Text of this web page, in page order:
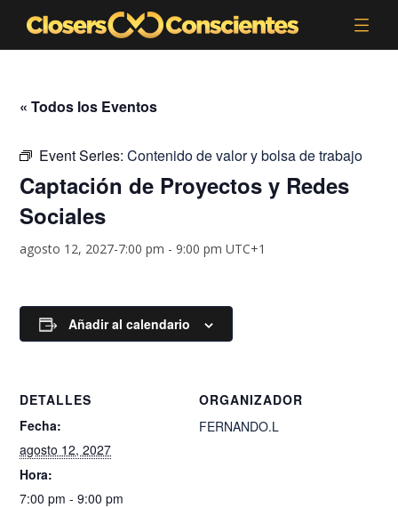
« Todos los Eventos
Event Series:Contenido de valor y bolsa de trabajo
Captación de Proyectos y Redes
Sociales
agosto 12, 2027-7:00 pm -9:00 pm UTC+1
Añadir al calendario
DETALLES
Fecha:
agosto 12, 2027
Hora:
7:00 pm - 9:00 pm
ORGANIZADOR
FERNANDO.L